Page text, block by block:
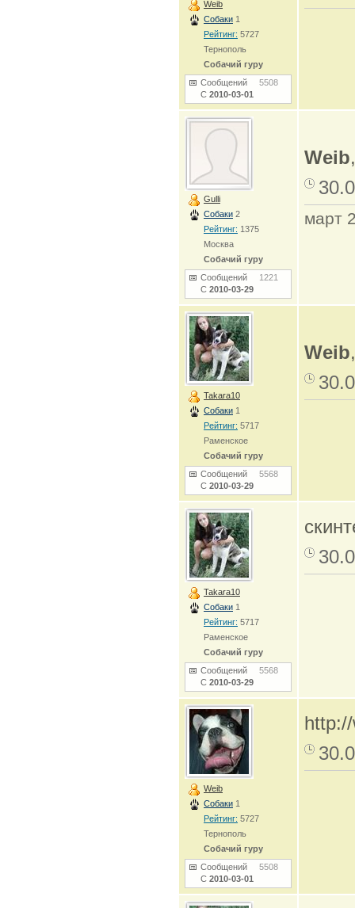
Weib
Собаки 1
Рейтинг: 5727
Тернополь
Собачий гуру
Сообщений 5508
С 2010-03-01
Gulli
Собаки 2
Рейтинг: 1375
Москва
Собачий гуру
Сообщений 1221
С 2010-03-29
Weib
март
Takara10
Собаки 1
Рейтинг: 5717
Раменское
Собачий гуру
Сообщений 5568
С 2010-03-29
Weib
Takara10
Собаки 1
Рейтинг: 5717
Раменское
Собачий гуру
Сообщений 5568
С 2010-03-29
Weib
Собаки 1
Рейтинг: 5727
Тернополь
Собачий гуру
Сообщений 5508
С 2010-03-01